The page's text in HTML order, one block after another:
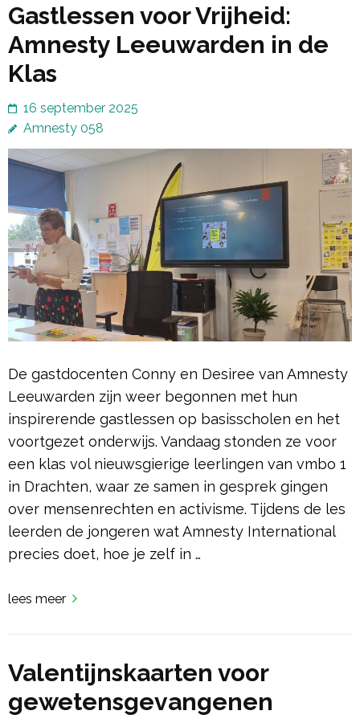
Gastlessen voor Vrijheid:
Amnesty Leeuwarden in de
Klas
16 september 2025
Amnesty 058
De gastdocenten Conny en Desiree van Amnesty
Leeuwarden zijn weer begonnen met hun
inspirerende gastlessen op basisscholen en het
voortgezet onderwijs. Vandaag stonden ze voor
een klas vol nieuwsgierige leerlingen van vmbo 1
in Drachten, waar ze samen in gesprek gingen
over mensenrechten en activisme. Tijdens de les
leerden de jongeren wat Amnesty International
precies doet, hoe je zelf in …
lees meer
Valentijnskaarten voor
gewetensgevangenen